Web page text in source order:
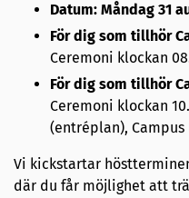
Datum: Måndag 31
För dig som tillhör
Ceremoni klockan
För dig som tillhör
Ceremoni klockan
(entréplan), Campus
Vi kickstartar
där du får möjlighet att